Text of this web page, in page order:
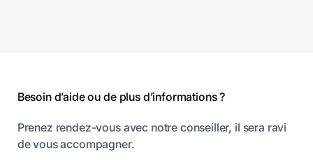
Besoin d’aide ou de plus d’informations ?
Prenez rendez-vous avec notre conseiller, il sera ravi
de vous accompagner.